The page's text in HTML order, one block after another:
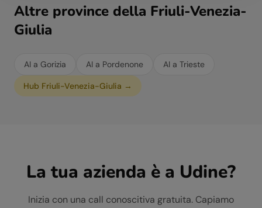
Altre province della Friuli-Venezia-
Giulia
AI a Gorizia AI a Pordenone AI a Trieste
Hub Friuli-Venezia-Giulia →
La tua azienda è a Udine?
Inizia con una call conoscitiva gratuita. Capiamo